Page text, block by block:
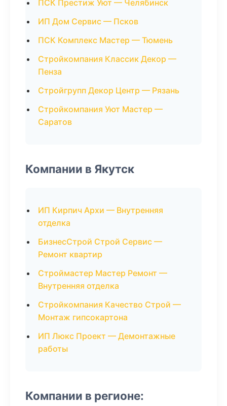
ПСК Престиж Уют — Челябинск
ИП Дом Сервис — Псков
ПСК Комплекс Мастер — Тюмень
Стройкомпания Классик Декор —
Пенза
Стройгрупп Декор Центр — Рязань
Стройкомпания Уют Мастер —
Саратов
Компании в Якутск
ИП Кирпич Архи — Внутренняя
отделка
БизнесСтрой Строй Сервис —
Ремонт квартир
Строймастер Мастер Ремонт —
Внутренняя отделка
Стройкомпания Качество Строй —
Монтаж гипсокартона
ИП Люкс Проект — Демонтажные
работы
Компании в регионе: